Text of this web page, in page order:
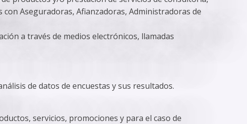
Aseguradoras, Afianzadoras, Administradoras de
a través de medios electrónicos, llamadas
de datos de encuestas y sus resultados.
servicios, promociones y para el caso de